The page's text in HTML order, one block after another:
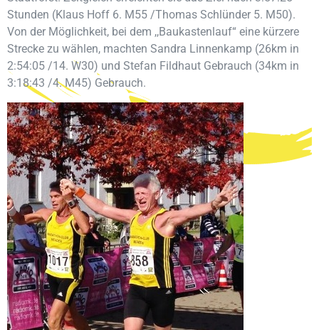
Stunden (Klaus Hoff 6. M55 /Thomas Schlünder 5. M50).
Von der Möglichkeit, bei dem ,,Baukastenlauf“ eine kürzere
Strecke zu wählen, machten Sandra Linnenkamp (26km in
2:54:05 /14. W30) und Stefan Fildhaut Gebrauch (34km in
3:18:43 /4. M45) Gebrauch.